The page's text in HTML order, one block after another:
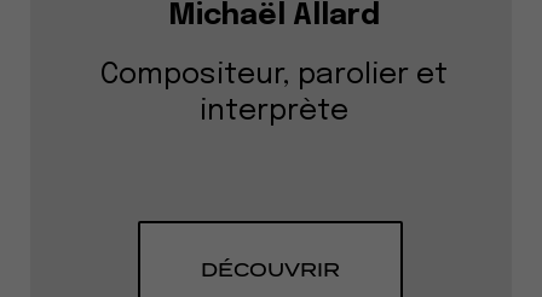
Michaël Allard
Compositeur, parolier et
interprète
DÉCOUVRIR